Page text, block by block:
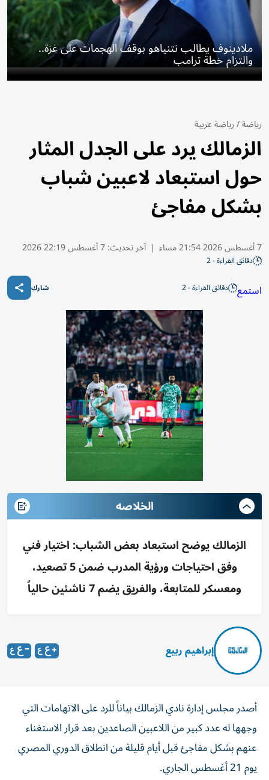
ملادينوف يطالب نتنياهو بوقف الهجمات على غزة..
والتزام خطة ترامب
رياضة/رياضة عربية
الزمالك يرد على الجدل المثار
حول استبعاد لاعبين شباب
بشكل مفاجئ
7 أغسطس 2026 21:54 مساء | آخر تحديث:7 أغسطس 22:19 2026
دقائق القراءة - 2
استمع دقائق القراءة - 2 شارك
الخلاصه
الزمالك يوضح استبعاد بعض الشباب: اختيار فني
وفق احتياجات ورؤية المدرب ضمن 5 تصعيد،
ومعسكر للمتابعة، والفريق يضم 7 ناشئين حالياً
إبراهيم ربيع
أصدر مجلس إدارة نادي الزمالك بياناً للرد على الاتهامات التي
وجهها له عدد كبير من اللاعبين الصاعدين بعد قرار الاستغناء
عنهم بشكل مفاجئ قبل أيام قليلة من انطلاق الدوري المصري
يوم 21 أغسطس الجاري.